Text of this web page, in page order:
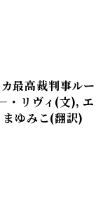
最高裁判事ルー
・リヴィ(文), エ
ゆみこ(翻訳)